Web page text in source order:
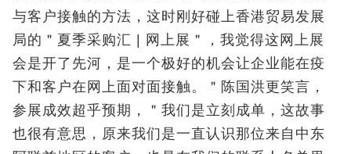
与客户接触的方法，这时刚好碰上香港贸易发展
局的＂夏季采购汇 | 网上展＂，我觉得这网上展
会是开了先河，是一个极好的机会让企业能在疫
下和客户在网上面对面接触。＂陈国洪更笑言，
参展成效超乎预期，＂我们是立刻成单，这故事
也很有意思，原来我们是一直认识那位来自中东